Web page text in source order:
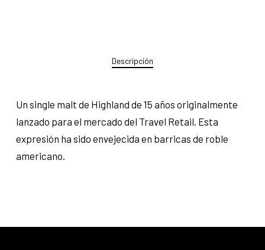
Descripción
Un single malt de Highland de 15 años originalmente
lanzado para el mercado del Travel Retail. Esta
expresión ha sido envejecida en barricas de roble
americano.